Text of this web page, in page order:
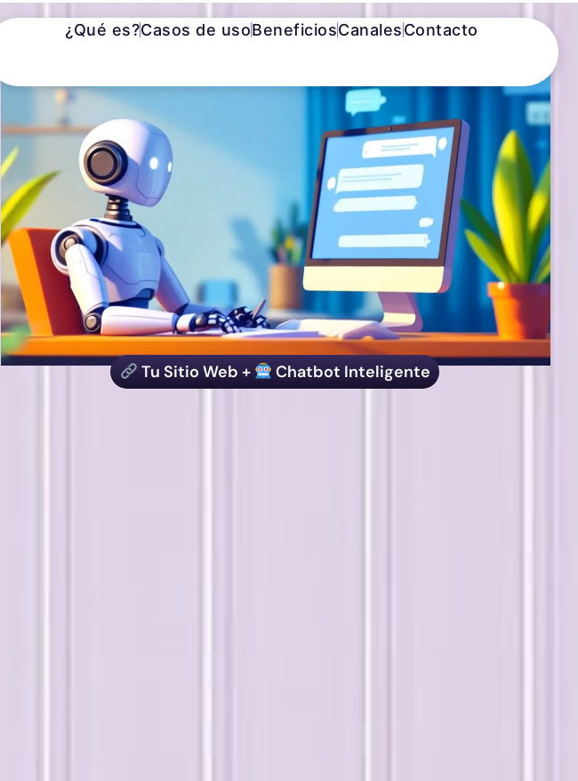
¿Qué es?Casos de usoBeneficiosCanalesContacto
Tu Sitio Web + Chatbot Inteligente